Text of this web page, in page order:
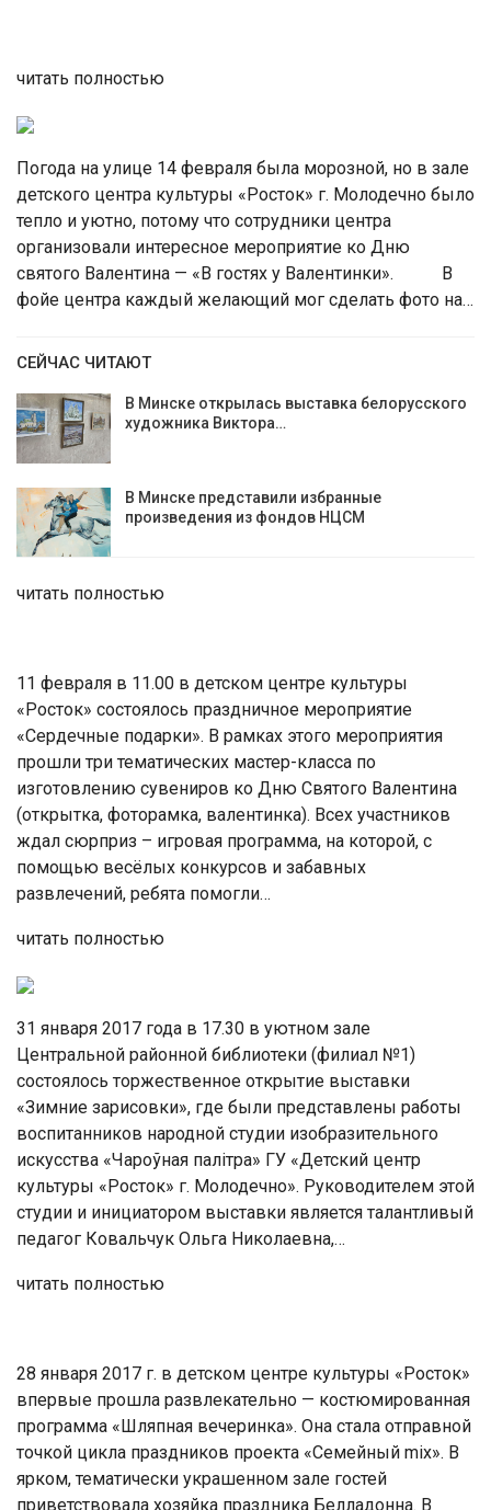
читать полностью
Погода на улице 14 февраля была морозной, но в зале
детского центра культуры «Росток» г. Молодечно было
тепло и уютно, потому что сотрудники центра
организовали интересное мероприятие ко Дню
святого Валентина — «В гостях у Валентинки». В
фойе центра каждый желающий мог сделать фото на…
СЕЙЧАС ЧИТАЮТ
В Минске открылась выставка белорусского
художника Виктора…
В Минске представили избранные
произведения из фондов НЦСМ
читать полностью
11 февраля в 11.00 в детском центре культуры
«Росток» состоялось праздничное мероприятие
«Сердечные подарки». В рамках этого мероприятия
прошли три тематических мастер-класса по
изготовлению сувениров ко Дню Святого Валентина
(открытка, фоторамка, валентинка). Всех участников
ждал сюрприз – игровая программа, на которой, с
помощью весёлых конкурсов и забавных
развлечений, ребята помогли…
читать полностью
31 января 2017 года в 17.30 в уютном зале
Центральной районной библиотеки (филиал №1)
состоялось торжественное открытие выставки
«Зимние зарисовки», где были представлены работы
воспитанников народной студии изобразительного
искусства «Чароўная палітра» ГУ «Детский центр
культуры «Росток» г. Молодечно». Руководителем этой
студии и инициатором выставки является талантливый
педагог Ковальчук Ольга Николаевна,…
читать полностью
28 января 2017 г. в детском центре культуры «Росток»
впервые прошла развлекательно — костюмированная
программа «Шляпная вечеринка». Она стала отправной
точкой цикла праздников проекта «Семейный mix». В
ярком, тематически украшенном зале гостей
приветствовала хозяйка праздника Белладонна. В